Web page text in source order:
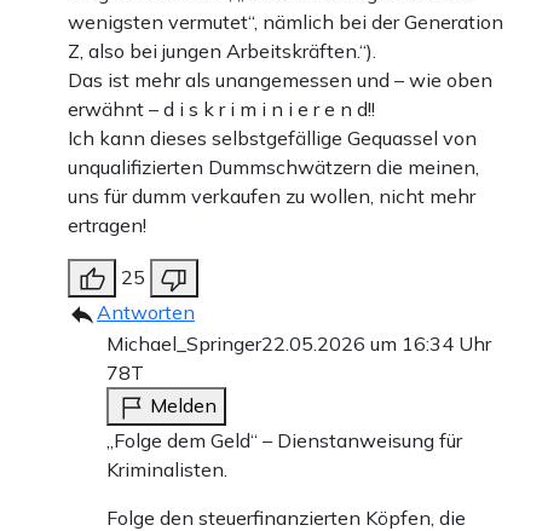
wenigsten vermutet“, nämlich bei der Generation
Z, also bei jungen Arbeitskräften.“).
Das ist mehr als unangemessen und – wie oben
erwähnt – d i s k r i m i n i e r e n d!!
Ich kann dieses selbstgefällige Gequassel von
unqualifizierten Dummschwätzern die meinen,
uns für dumm verkaufen zu wollen, nicht mehr
ertragen!
25
Antworten
Michael_Springer22.05.2026 um 16:34 Uhr
78T
Melden
„Folge dem Geld“ – Dienstanweisung für
Kriminalisten.
Folge den steuerfinanzierten Köpfen, die